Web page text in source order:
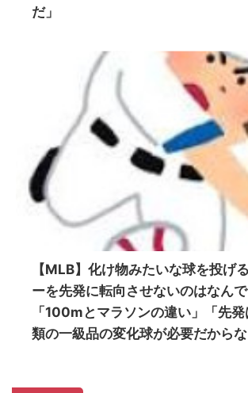
だ」
【MLB】化け物みたいな球を投げ
ーを先発に転向させないのはなん
「100mとマラソンの違い」「先
類の一級品の変化球が必要だからな